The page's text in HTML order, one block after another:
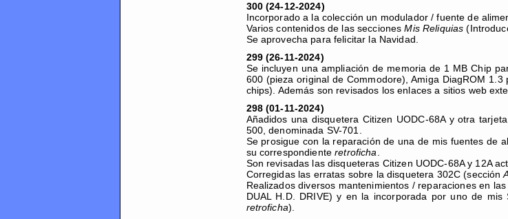
300 (24-12-2024)
Incorporado a la colección un modulador / fuente de
Varios contenidos de las seccionesMis Reliquias
Se aprovecha para felicitar la Navidad.
299 (26-11-2024)
Se incluyen una ampliación de memoria de 1 MB Chip
600 (pieza original de Commodore), Amiga DiagROM
chips). Además son revisados los enlaces a sitios web
298 (01-11-2024)
Añadidos una disquetera Citizen UODC-68A y otra
500, denominada SV-701.
Se prosigue con la reparación de una de mis fuentes de
su correspondienteretroficha
Son revisadas las disqueteras Citizen UODC-68A y 12A
Corregidas las erratas sobre la disquetera 302C (sección
Realizados diversos mantenimientos / reparaciones en
DUAL H.D. DRIVE) y en la incorporada por uno de
retroficha).